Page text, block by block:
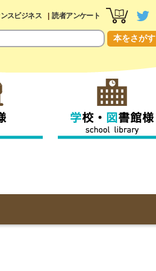
スビジネス 読者アンケート
本をさがす